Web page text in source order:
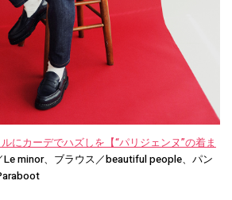
にカーデでハズしを【“パリジェンヌ”の着ま
Le minor、ブラウス／beautiful people、パン